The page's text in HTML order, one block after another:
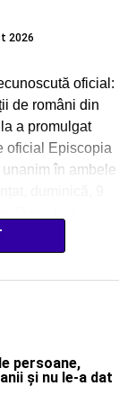
2026
oficial:
de români din
a promulgat
oficial Episcopia
în ambele
persoane,
și nu le-a dat